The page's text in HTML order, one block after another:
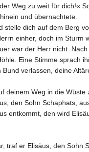
Weg zu weit für dich!«
und übernachtete.
stelle dich auf dem Berg
einher, doch im
war der Herr nicht.
Eine Stimme sprach
verlassen, deine
deinem Weg in die
den Sohn Schaphats,
entkommt, den wird
traf er Elisäus, den Sohn